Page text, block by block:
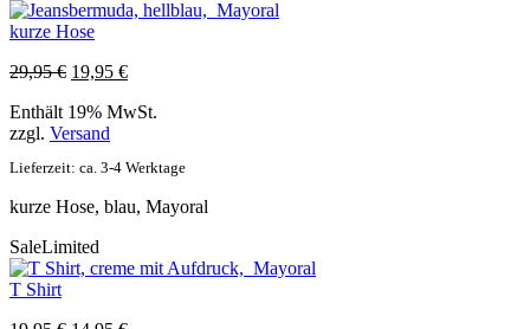
kurze Hose
29,95€ Ursprünglicher
war:
29,95 €
19,95 €Aktueller
ist:
Enthält 19% MwSt.
zzgl. Versand
Lieferzeit: ca. 3-4 Werktage
kurze Hose, blau, Mayoral
SaleLimited
T Shirt